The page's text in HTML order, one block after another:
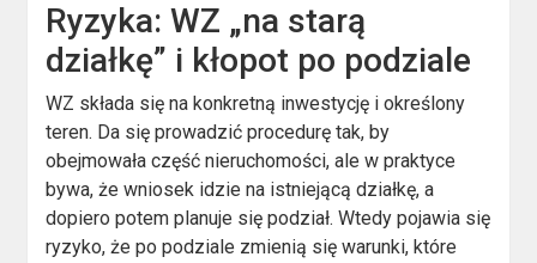
Ryzyka: WZ „na starą
działkę” i kłopot po podziale
WZ składa się na konkretną inwestycję i określony
teren. Da się prowadzić procedurę tak, by
obejmowała część nieruchomości, ale w praktyce
bywa, że wniosek idzie na istniejącą działkę, a
dopiero potem planuje się podział. Wtedy pojawia się
ryzyko, że po podziale zmienią się warunki, które